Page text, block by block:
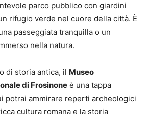
parco pubblico con giardini
rifugio verde nel cuore della città. È
passeggiata tranquilla o un
nella natura.
di storia antica, il Museo
di Frosinone è una tappa
potrai ammirare reperti archeologici
cultura romana e la storia